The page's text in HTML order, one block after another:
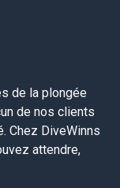
de la plongée
de nos clients
Chez DiveWinns
attendre,